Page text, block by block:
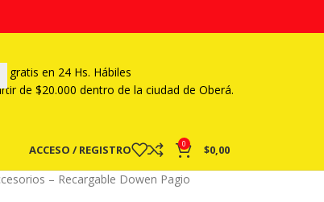
gratis en 24 Hs. Hábiles
de $20.000 dentro de la ciudad de Oberá.
ACCESO / REGISTRO 0 $0,00
– Recargable Dowen Pagio